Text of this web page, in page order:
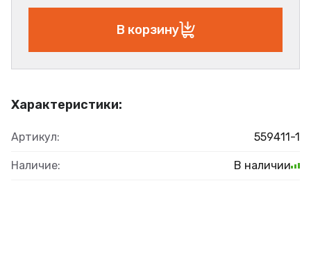
Характеристики:
Артикул: 559411-1
Наличие: В наличии
В корзину